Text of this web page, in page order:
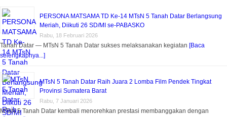
PERSONA MATSAMA TD Ke-14 MTsN 5 Tanah Datar Berlangsung
Meriah, Diikuti 26 SD/MI se-PABASKO
Rabu, 18 Februari 2026
Tanah Datar — MTsN 5 Tanah Datar sukses melaksanakan kegiatan [Baca
selengkapnya...]
MTsN 5 Tanah Datar Raih Juara 2 Lomba Film Pendek Tingkat
Provinsi Sumatera Barat
Rabu, 7 Januari 2026
MTsN 5 Tanah Datar kembali menorehkan prestasi membanggakan dengan